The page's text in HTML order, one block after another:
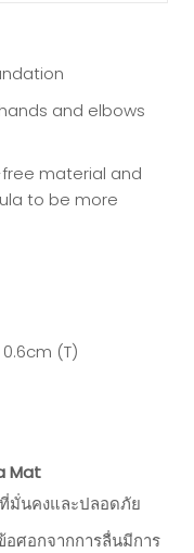
and elbows
material and
to be more
0.6cm (T)
Mat
มั่นคงและปลอดภัย
ศอกจากการลื่นมีการ